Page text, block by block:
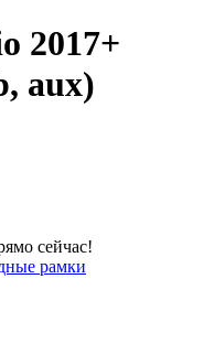
2017+
aux)
сейчас!
рамки